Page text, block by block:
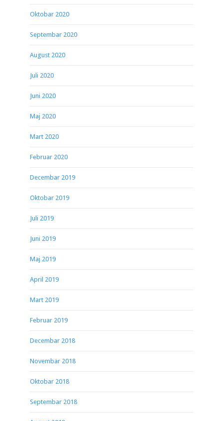
Oktobar 2020
Septembar 2020
August 2020
Juli 2020
Juni 2020
Maj 2020
Mart 2020
Februar 2020
Decembar 2019
Oktobar 2019
Juli 2019
Juni 2019
Maj 2019
April 2019
Mart 2019
Februar 2019
Decembar 2018
Novembar 2018
Oktobar 2018
Septembar 2018